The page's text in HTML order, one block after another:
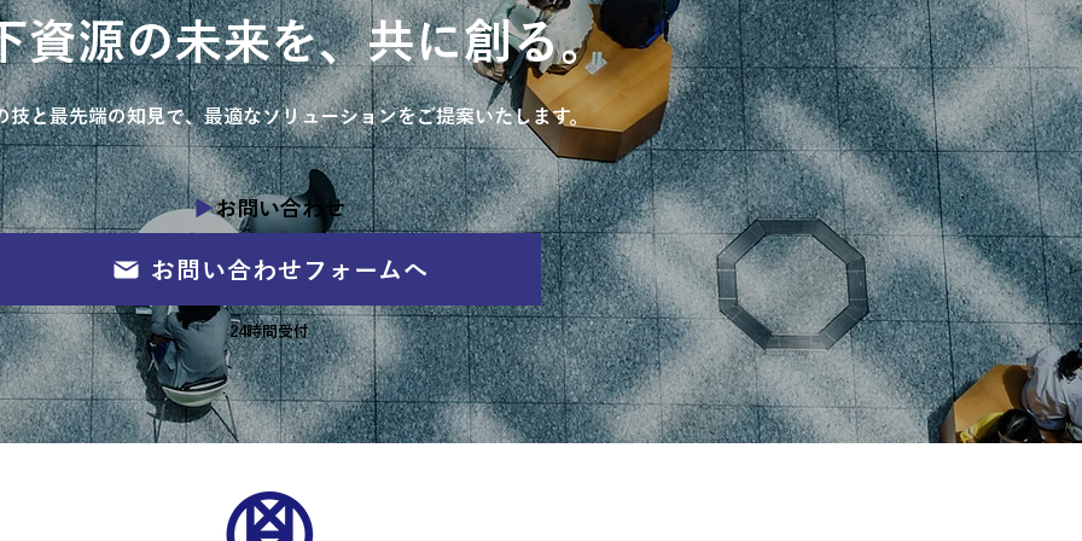
資源の未来を、共に創る。
技と最先端の知見で、最適なソリューションをご提案いたします。
▶︎お問い合わせ
お問い合わせフォームへ
24時間受付